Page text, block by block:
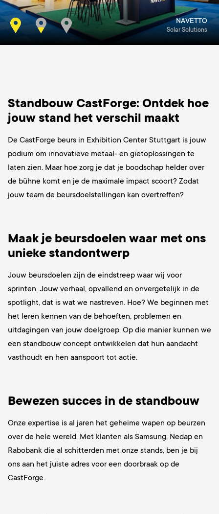
NAVETTO
Solar Solutions
Standbouw CastForge: Ontdek hoe
jouw stand het verschil maakt
De CastForge beurs in Exhibition Center Stuttgart is jouw
podium om innovatieve metaal- en gietoplossingen te
laten zien. Maar hoe zorg je dat je boodschap helder over
de bühne komt en je de maximale impact scoort? Zodat
jouw team de beursdoelstellingen kan overtreffen?
Maak je beursdoelen waar met ons
unieke standontwerp
Jouw beursdoelen zijn de eindstreep waar wij voor
sprinten. Jouw verhaal, opvallend en onvergetelijk in de
spotlight, dat is wat we nastreven. Hoe? We beginnen met
het leren kennen van de behoeften, problemen en
uitdagingen van jouw doelgroep. Op die manier kunnen we
een standbouw concept ontwikkelen dat hun aandacht
vasthoudt en hen aanspoort tot actie.
Bewezen succes in de standbouw
Onze expertise is al jaren het geheime wapen op beurzen
over de hele wereld. Met klanten als Samsung, Nedap en
Rabobank die al schitterden met onze stands, ben je bij
ons aan het juiste adres voor een doorbraak op de
CastForge.